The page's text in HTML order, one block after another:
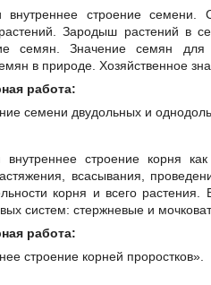
строение семени.
Зародыш растений в
семян. Значение семян для
в природе. Хозяйственное
работа:
семени двудольных и
строение корня
всасывания,
корня и всего
систем: стержневые и
работа:
строение корней проростков».